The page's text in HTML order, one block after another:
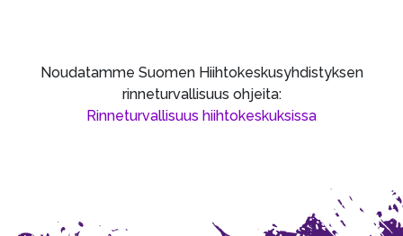
Noudatamme Suomen Hiihtokeskusyhdistyksen
rinneturvallisuus ohjeita:
Rinneturvallisuus hiihtokeskuksissa